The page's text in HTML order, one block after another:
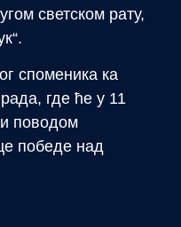
светском рату,
споменика ка
где ће у 11
поводом
победе над